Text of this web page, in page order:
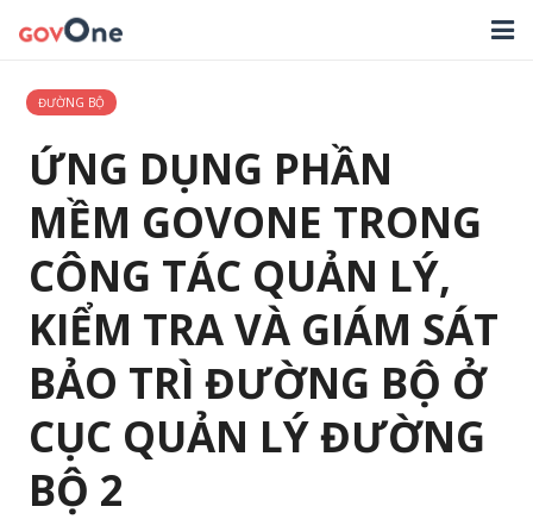
TRANG CHỦ
GIẢI PHÁP
TIN TỨC
HỖ TRỢ
TẢI ỨNG DỤNG
LIÊN HỆ
NHẬT KÝ CẬP NHẬT PHẦN MỀM
ĐƯỜNG BỘ
ỨNG DỤNG PHẦN
MỀM GOVONE TRONG
CÔNG TÁC QUẢN LÝ,
KIỂM TRA VÀ GIÁM SÁT
BẢO TRÌ ĐƯỜNG BỘ Ở
CỤC QUẢN LÝ ĐƯỜNG
BỘ 2